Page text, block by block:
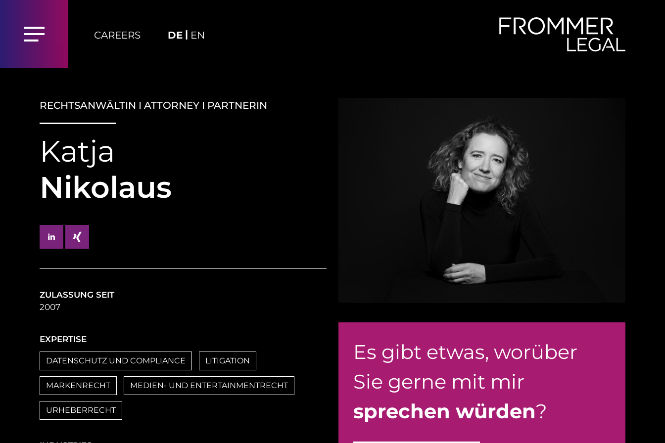
CAREERS DE | EN
RECHTSANWÄLTIN I ATTORNEY I PARTNERIN
Katja
Nikolaus
ZULASSUNG SEIT
2007
EXPERTISE
DATENSCHUTZ UND COMPLIANCE LITIGATION
MARKENRECHT MEDIEN- UND ENTERTAINMENTRECHT
URHEBERRECHT
Es gibt etwas, worüber
Sie gerne mit mir
sprechen würden?